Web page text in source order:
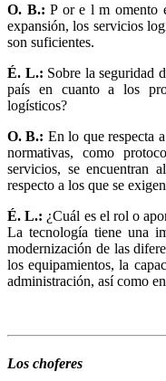
O. B.: P or e l m omento
expansión, los servicios
son suficientes.
É. L.: Sobre la seguridad
país en cuanto a los
logísticos?
O. B.: En lo que respecta
normativas, como
servicios, se encuentran
respecto a los que se
É. L.: ¿Cuál es el rol o
La tecnología tiene una
modernización de las
los equipamientos, la
administración, así como
Los choferes